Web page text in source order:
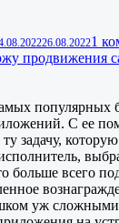
26.08.20221
продвижения
популярных
С ее
задачу,
больше всего
уж